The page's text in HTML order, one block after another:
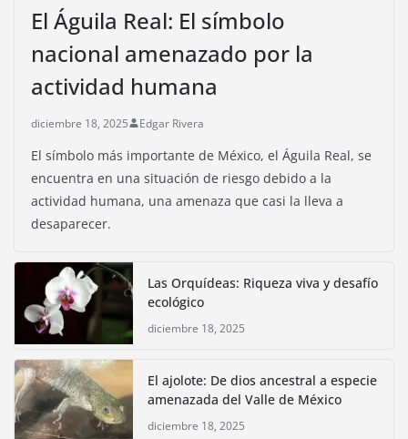
El Águila Real: El símbolo
nacional amenazado por la
actividad humana
diciembre 18, 2025 Edgar Rivera
El símbolo más importante de México, el Águila Real, se
encuentra en una situación de riesgo debido a la
actividad humana, una amenaza que casi la lleva a
desaparecer.
Las Orquídeas: Riqueza viva y desafío
ecológico
diciembre 18, 2025
El ajolote: De dios ancestral a especie
amenazada del Valle de México
diciembre 18, 2025